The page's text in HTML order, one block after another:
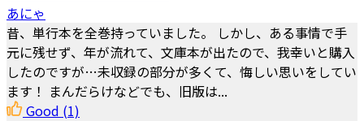
あにゃ
昔、単行本を全巻持っていました。 しかし、ある事情で手
元に残せず、年が流れて、文庫本が出たので、我幸いと購入
したのですが…未収録の部分が多くて、悔しい思いをしてい
ます！ まんだらけなどでも、旧版は...
Good (1)